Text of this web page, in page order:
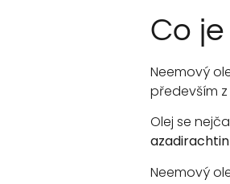
Co
Neemový
především
Olej se
azadirachtin
Neemový